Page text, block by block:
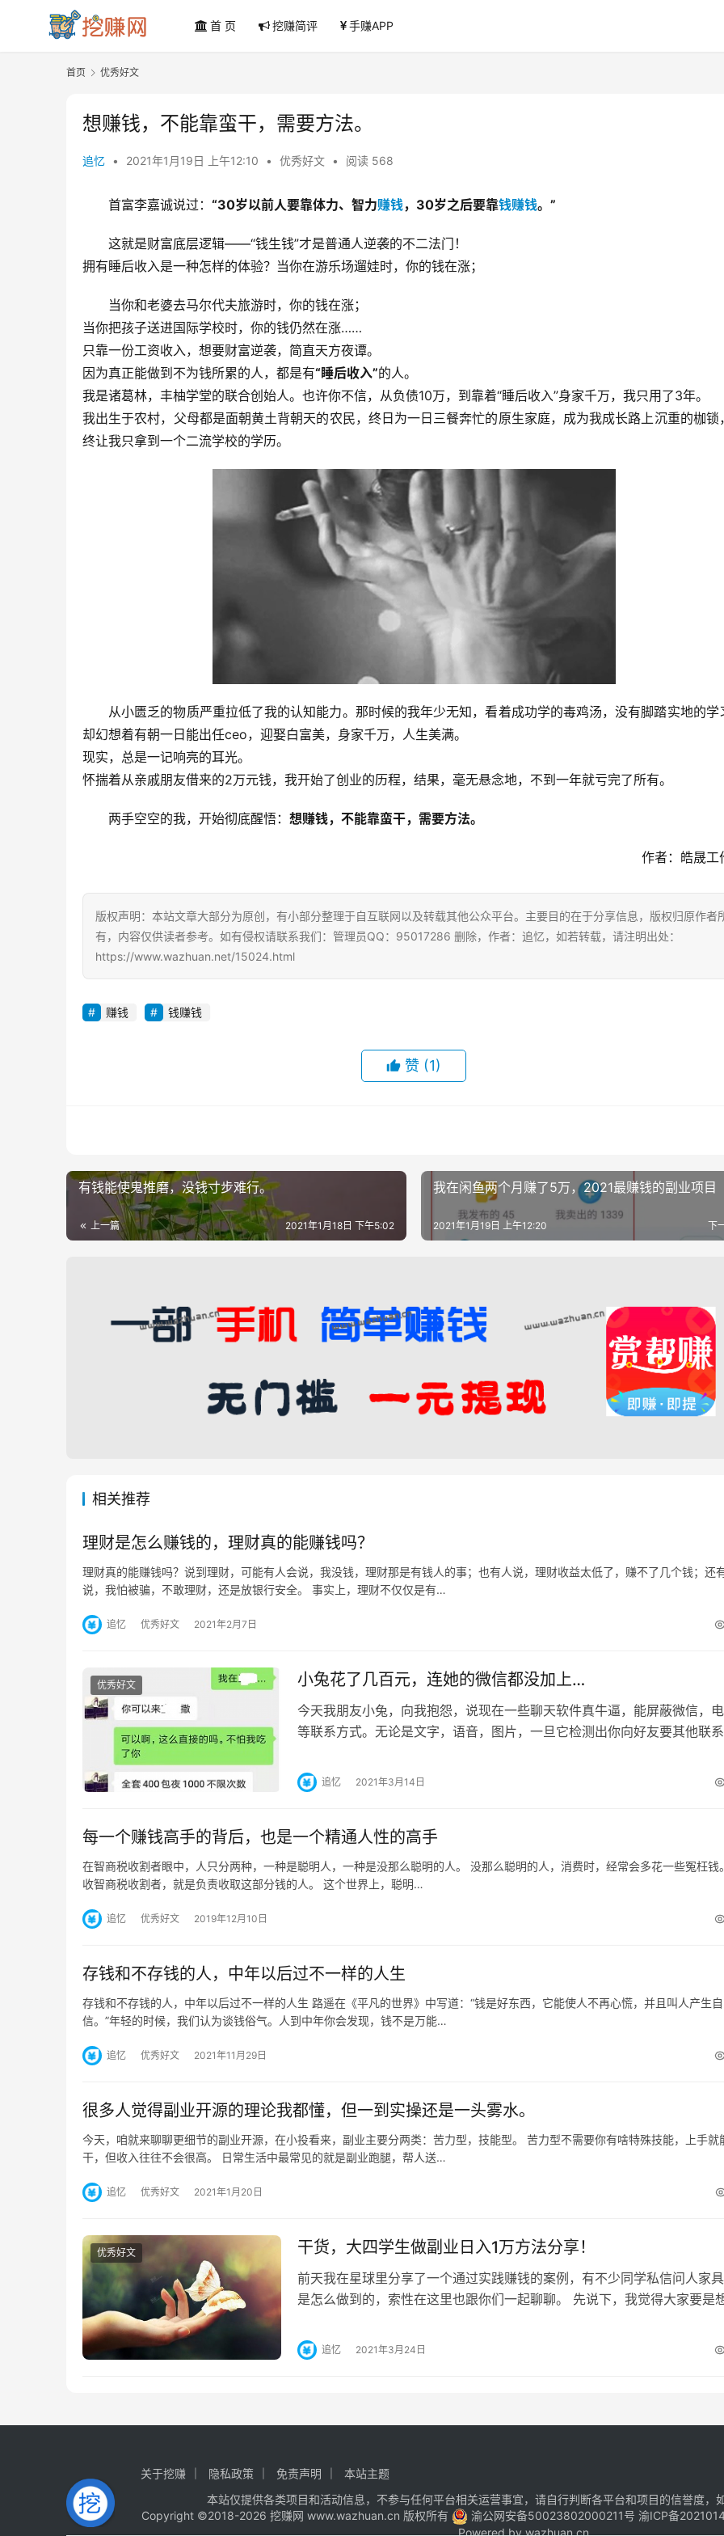
首 页 挖赚简评 手赚APP
首页 优秀好文
想赚钱，不能靠蛮干，需要方法。
追忆 • 2021年1月19日 上午12:10 • 优秀好文 • 阅读 568
首富李嘉诚说过： “30岁以前人要靠体力、智力赚钱，30岁之后要靠钱赚钱。 ”
这就是财富底层逻辑——“钱生钱”才是普通人逆袭的不二法门！
拥有睡后收入是一种怎样的体验？当你在游乐场遛娃时，你的钱在涨；
当你和老婆去马尔代夫旅游时，你的钱在涨；
当你把孩子送进国际学校时，你的钱仍然在涨……
只靠一份工资收入，想要财富逆袭，简直天方夜谭。
因为真正能做到不为钱所累的人，都是有“睡后收入”的人。
我是诸葛林，丰柚学堂的联合创始人。也许你不信，从负债10万，到靠着“睡后收入”身家千万，我只用了3年。
我出生于农村，父母都是面朝黄土背朝天的农民，终日为一日三餐奔忙的原生家庭，成为我成长路上沉重的枷锁
终让我只拿到一个二流学校的学历。
从小匮乏的物质严重拉低了我的认知能力。那时候的我年少无知，看着成功学的毒鸡汤，没有脚踏实地的学
却幻想着有朝一日能出任ceo，迎娶白富美，身家千万，人生美满。
现实，总是一记响亮的耳光。
怀揣着从亲戚朋友借来的2万元钱，我开始了创业的历程，结果，毫无悬念地，不到一年就亏完了所有。
两手空空的我，开始彻底醒悟： 想赚钱，不能靠蛮干，需要方法。
作者：皓晟工
版权声明：本站文章大部分为原创，有小部分整理于自互联网以及转载其他公众平台。主要目的在于分享信息，版权归原作者
有，内容仅供读者参考。如有侵权请联系我们：管理员QQ：95017286 删除，作者：追忆，如若转载，请注明出处：
https://www.wazhuan.net/15024.html
赚钱 钱赚钱
赞 (1)
有钱能使鬼推磨，没钱寸步难行。
上一篇 2021年1月18日 下午5:02
我在闲鱼两个月赚了5万，2021最赚钱的副业项目
下
2021年1月19日 上午12:20
相关推荐
理财是怎么赚钱的，理财真的能赚钱吗？
理财真的能赚钱吗？说到理财，可能有人会说，我没钱，理财那是有钱人的事；也有人说，理财收益太低了，赚不了几个钱；还
说，我怕被骗，不敢理财，还是放银行安全。 事实上，理财不仅仅是有…
追忆 优秀好文 2021年2月7日
优秀好文 小兔花了几百元，连她的微信都没加上…
今天我朋友小兔，向我抱怨，说现在一些聊天软件真牛逼，能屏蔽微信，
等联系方式。无论是文字，语音，图片，一旦它检测出你向好友要其他联
追忆 2021年3月14日
每一个赚钱高手的背后，也是一个精通人性的高手
在智商税收割者眼中，人只分两种，一种是聪明人，一种是没那么聪明的人。 没那么聪明的人，消费时，经常会多花一些冤枉钱
收智商税收割者，就是负责收取这部分钱的人。 这个世界上，聪明…
追忆 优秀好文 2019年12月10日
存钱和不存钱的人，中年以后过不一样的人生
存钱和不存钱的人，中年以后过不一样的人生 路遥在《平凡的世界》中写道：“钱是好东西，它能使人不再心慌，并且叫人产生自
信。”年轻的时候，我们认为谈钱俗气。人到中年你会发现，钱不是万能…
追忆 优秀好文 2021年11月29日
很多人觉得副业开源的理论我都懂，但一到实操还是一头雾水。
今天，咱就来聊聊更细节的副业开源，在小投看来，副业主要分两类：苦力型，技能型。 苦力型不需要你有啥特殊技能，上手就
干，但收入往往不会很高。 日常生活中最常见的就是副业跑腿，帮人送…
追忆 优秀好文 2021年1月20日
优秀好文 干货，大四学生做副业日入1万方法分享！
前天我在星球里分享了一个通过实践赚钱的案例，有不少同学私信问人家
是怎么做到的，索性在这里也跟你们一起聊聊。 先说下，我觉得大家要是
追忆 2021年3月24日
关于挖赚 隐私政策 免责声明
本站主题
本站仅提供各类项目和活动信息，不参与任何平台相关运营事宜，请自行判断各平台和项目的信誉度，
Copyright ©2018-2026 挖赚网 www.wazhuan.cn 版权所有
渝公网安备50023802000211号 渝ICP备
Powered bywazhuan.cn